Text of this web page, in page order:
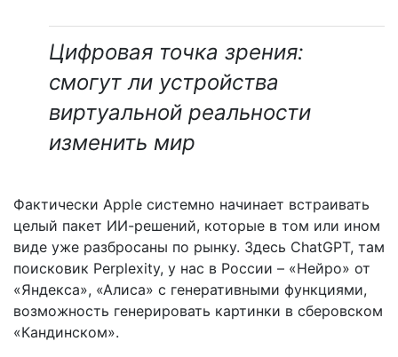
Цифровая точка зрения:
смогут ли устройства
виртуальной реальности
изменить мир
Фактически Apple системно начинает встраивать
целый пакет ИИ-решений, которые в том или ином
виде уже разбросаны по рынку. Здесь ChatGPT, там
поисковик Perplexity, у нас в России – «Нейро» от
«Яндекса», «Алиса» с генеративными функциями,
возможность генерировать картинки в сберовском
«Кандинском».